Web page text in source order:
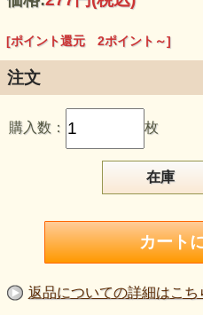
【品 番】m2343
【商品名】東レ ダブルスム
【価 格】252円＋消費税
【素 材】ポリエステル：100
【生地幅】150cm巾
【販売単位】１枚単位になりま
【生地の厚さ】やや薄手～中
【風 合】少し柔らかめで、
【特 徴】ダブルスムース構
に見えます。
【ボタン参考】質感比較用ボ
す。色味や質感はご覧の環境
感は目安としてご覧ください
[ポイント還元 2ポイント～]
注文
購入数： 枚
在庫
返品についての詳細はこち